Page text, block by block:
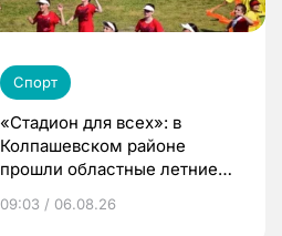
Спорт
«Стадион для всех»: в
Колпашевском районе
прошли областные летние
09:03 / 06.08.26